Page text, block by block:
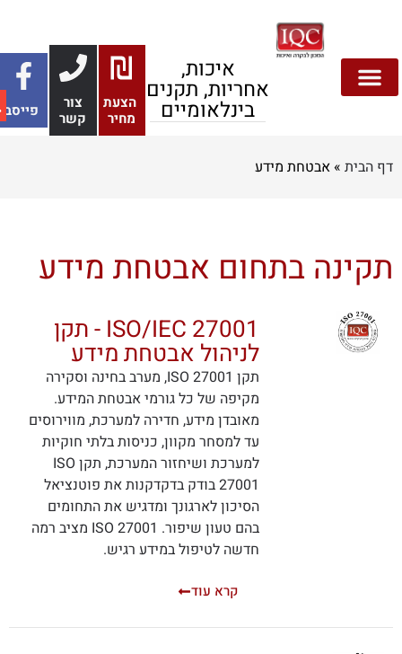
איכות,
אחריות, תקנים
בינלאומיים
הצעת
מחיר
צור
קשר
פייסבוק
הבית»אבטחת מידע
בתחום אבטחת מידע
ISO/IEC 27001 - תקן
לניהול אבטחת מידע
תקן ISO 27001, מערב בחינה וסקירה
מקיפה של כל גורמי אבטחת המידע.
מאובדן מידע, חדירה למערכת, מווירוסים
עד למסחר מקוון, כניסות בלתי חוקיות
למערכת ושיחזור המערכת, תקן ISO
27001 בודק בדקדקנות את פוטנציאל
הסיכון לארגונך ומדגיש את התחומים
בהם טעון שיפור. ISO 27001 מציב רמה
חדשה לטיפול במידע רגיש.
קרא עוד